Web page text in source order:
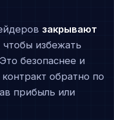
закрывают
чтобы избежать
безопаснее и
обратно по
прибыль или